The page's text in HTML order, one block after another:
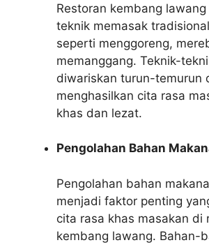
Restoran kembang
teknik memasak
seperti menggoreng,
memanggang. Teknik-
diwariskan turun-temurun
menghasilkan cita rasa
khas dan lezat.
Pengolahan Bahan
Pengolahan bahan
menjadi faktor penting
cita rasa khas masakan di
kembang lawang. Bahan-